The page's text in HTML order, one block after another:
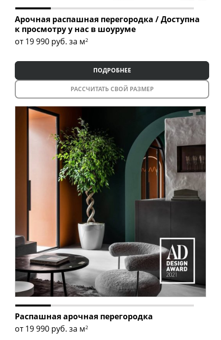
Арочная распашная перегородка / Доступна
к просмотру у нас в шоуруме
от 19 990 руб. за м2
ПОДРОБНЕЕ
РАССЧИТАТЬ СВОЙ РАЗМЕР
Распашная арочная перегородка
от 19 990 руб. за м2